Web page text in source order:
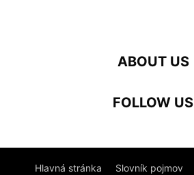
ABOUT US
FOLLOW US
Hlavná stránka Slovník pojmov